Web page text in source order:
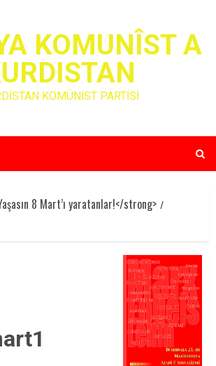
KOMUNÎST A
KOMÜNİST PARTİSİ
8 Mart’ı yaratanlar!</strong>